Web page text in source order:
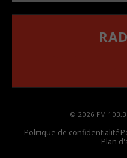
© 2026 FM
Politique de confidentialité
Plan